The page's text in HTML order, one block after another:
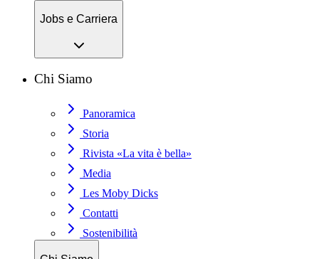
Jobs e Carriera
Chi Siamo
Panoramica
Storia
Rivista «La vita è bella»
Media
Les Moby Dicks
Contatti
Sostenibilità